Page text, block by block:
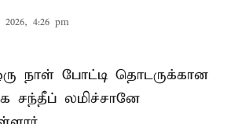
2026, 4:26 pm
நாள் போட்டி தொடருக்கான
சந்தீப் லமிச்சானே